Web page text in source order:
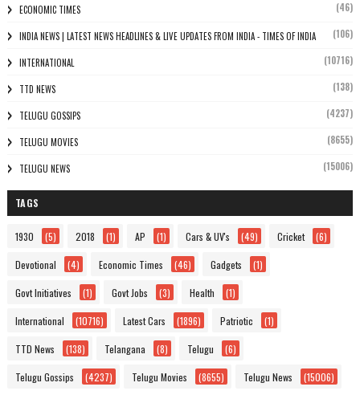
ECONOMIC TIMES (46)
INDIA NEWS | LATEST NEWS HEADLINES & LIVE UPDATES FROM INDIA - TIMES OF INDIA (106)
INTERNATIONAL (10716)
TTD NEWS (138)
TELUGU GOSSIPS (4237)
TELUGU MOVIES (8655)
TELUGU NEWS (15006)
TAGS
1930 (5) 2018 (1) AP (1) Cars & UV's (49) Cricket (6)
Devotional (4) Economic Times (46) Gadgets (1)
Govt Initiatives (1) Govt Jobs (3) Health (1)
International (10716) Latest Cars (1896) Patriotic (1)
TTD News (138) Telangana (8) Telugu (6)
Telugu Gossips (4237) Telugu Movies (8655) Telugu News (15006)